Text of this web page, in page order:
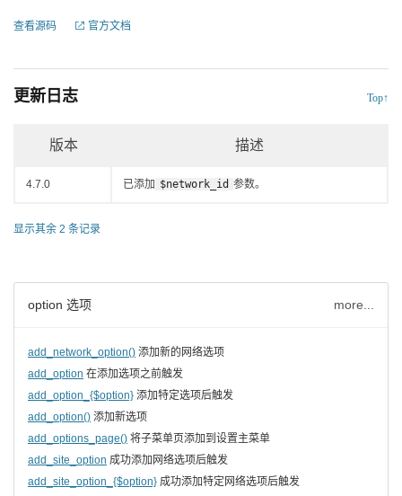
option 选项 more...
add_network_option() 添加新的网络选项
add_option 在添加选项之前触发
add_option_{$option} 添加特定选项后触发
add_option() 添加新选项
add_options_page() 将子菜单页添加到设置主菜单
add_site_option 成功添加网络选项后触发
add_site_option_{$option} 成功添加特定网络选项后触发
查看源码 官方文档
更新日志 Top↑
版本 描述
4.7.0 已添加 $network_id 参数。
显示其余 2 条记录